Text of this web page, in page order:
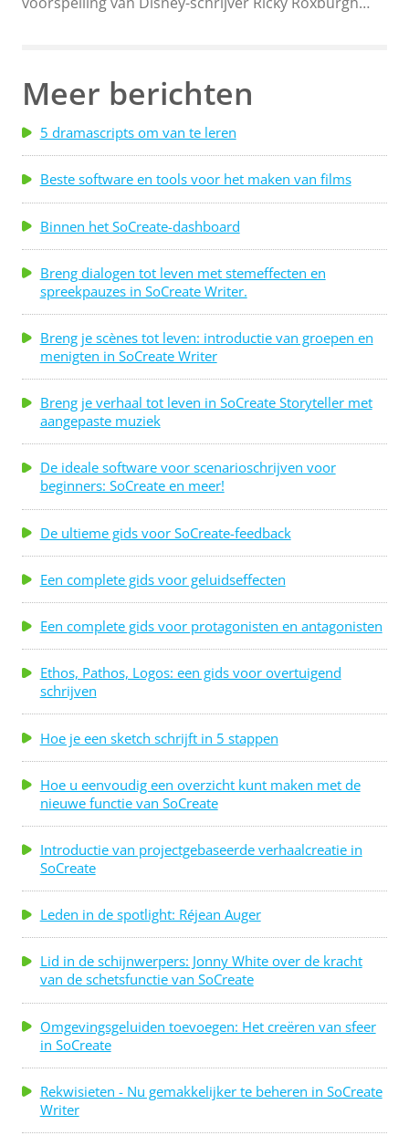
zullen komen voor unieke stemmen om verhalen te
vertellen die een beetje anders, een beetje
vreemder, een beetje gekker en een beetje vreemder
zijn,” zei Ricky. Ricky schrijft momenteel voor Disney
Television Animation en bedenkt verhalen voor
Rapunzel in ‘Tangled: The Series’ en de nieuwe ‘The
Wonderful World of Mickey Mouse’. De hemel is de
limiet in animatie...
Meer berichten
5 dramascripts om van te leren
Beste software en tools voor het maken van films
Binnen het SoCreate-dashboard
Breng dialogen tot leven met stemeffecten en
spreekpauzes in SoCreate Writer.
Breng je scènes tot leven: introductie van groepen en
menigten in SoCreate Writer
Breng je verhaal tot leven in SoCreate Storyteller met
aangepaste muziek
De ideale software voor scenarioschrijven voor
beginners: SoCreate en meer!
De ultieme gids voor SoCreate-feedback
Een complete gids voor geluidseffecten
Een complete gids voor protagonisten en antagonisten
Ethos, Pathos, Logos: een gids voor overtuigend
schrijven
Hoe je een sketch schrijft in 5 stappen
Hoe u eenvoudig een overzicht kunt maken met de
nieuwe functie van SoCreate
Introductie van projectgebaseerde verhaalcreatie in
SoCreate
Leden in de spotlight: Réjean Auger
Lid in de schijnwerpers: Jonny White over de kracht
van de schetsfunctie van SoCreate
Omgevingsgeluiden toevoegen: Het creëren van sfeer
in SoCreate
Rekwisieten - Nu gemakkelijker te beheren in SoCreate
Writer